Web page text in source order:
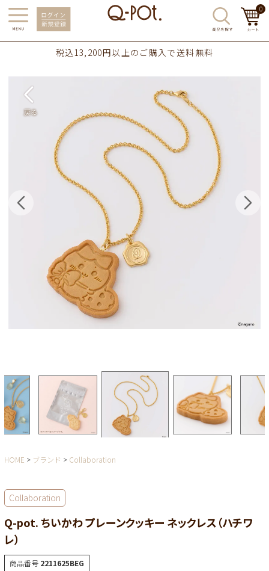
0
税込13,200円以上のご購入で送料無料
HOME ブランド Collaboration
Collaboration
Q-pot. ちいかわ プレーンクッキー ネックレス（ハチワ
レ）
商品番号 2211625BEG